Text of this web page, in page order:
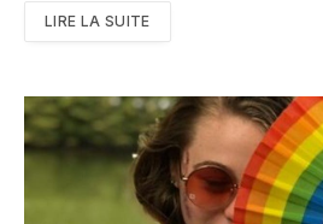
LIRE LA SUITE